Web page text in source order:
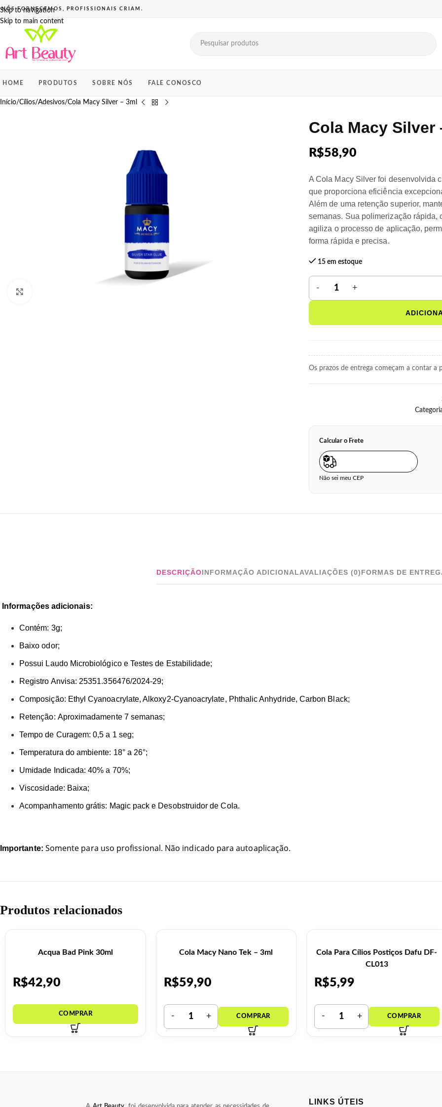
Skip to navigation
Skip to main content
HOME PRODUTOS SOBRE NÓS FALE CONOSCO
Início Cílios Adesivos Cola Macy Silver – 3ml
Cola Macy Silver
R$58,90
A Cola Macy Silver foi desenvolvida
que proporciona eficiência
Além de uma retenção superior,
semanas. Sua polimerização rápida,
agiliza o processo de aplicação,
forma rápida e precisa.
15 em estoque
Os prazos de entrega começam a contar a
Calcular o Frete
Não sei meu CEP
DESCRIÇÃOINFORMAÇÃO ADICIONALAVALIAÇÕES (0)FORMAS DE
Informações adicionais:
Contém: 3g;
Baixo odor;
Possui Laudo Microbiológico e Testes de Estabilidade;
Registro Anvisa: 25351.356476/2024-29;
Composição: Ethyl Cyanoacrylate, Alkoxy2-Cyanoacrylate, Phthalic Anhydride, Carbon Black;
Retenção: Aproximadamente 7 semanas;
Tempo de Curagem:0,5 a 1 seg;
Temperatura do ambiente: 18° a 26°;
Umidade Indicada:40% a 70%;
Viscosidade: Baixa;
Acompanhamento grátis: Magic pack e Desobstruidor de Cola.
Importante: Somente para uso profissional. Não indicado para autoaplicação.
Produtos relacionados
Acqua Bad Pink 30ml
R$42,90
Cola Macy Nano Tek – 3ml
R$59,90
Cola Para Cílios Postiços Dafu DF-
CL013
R$5,99
LINKS ÚTEIS